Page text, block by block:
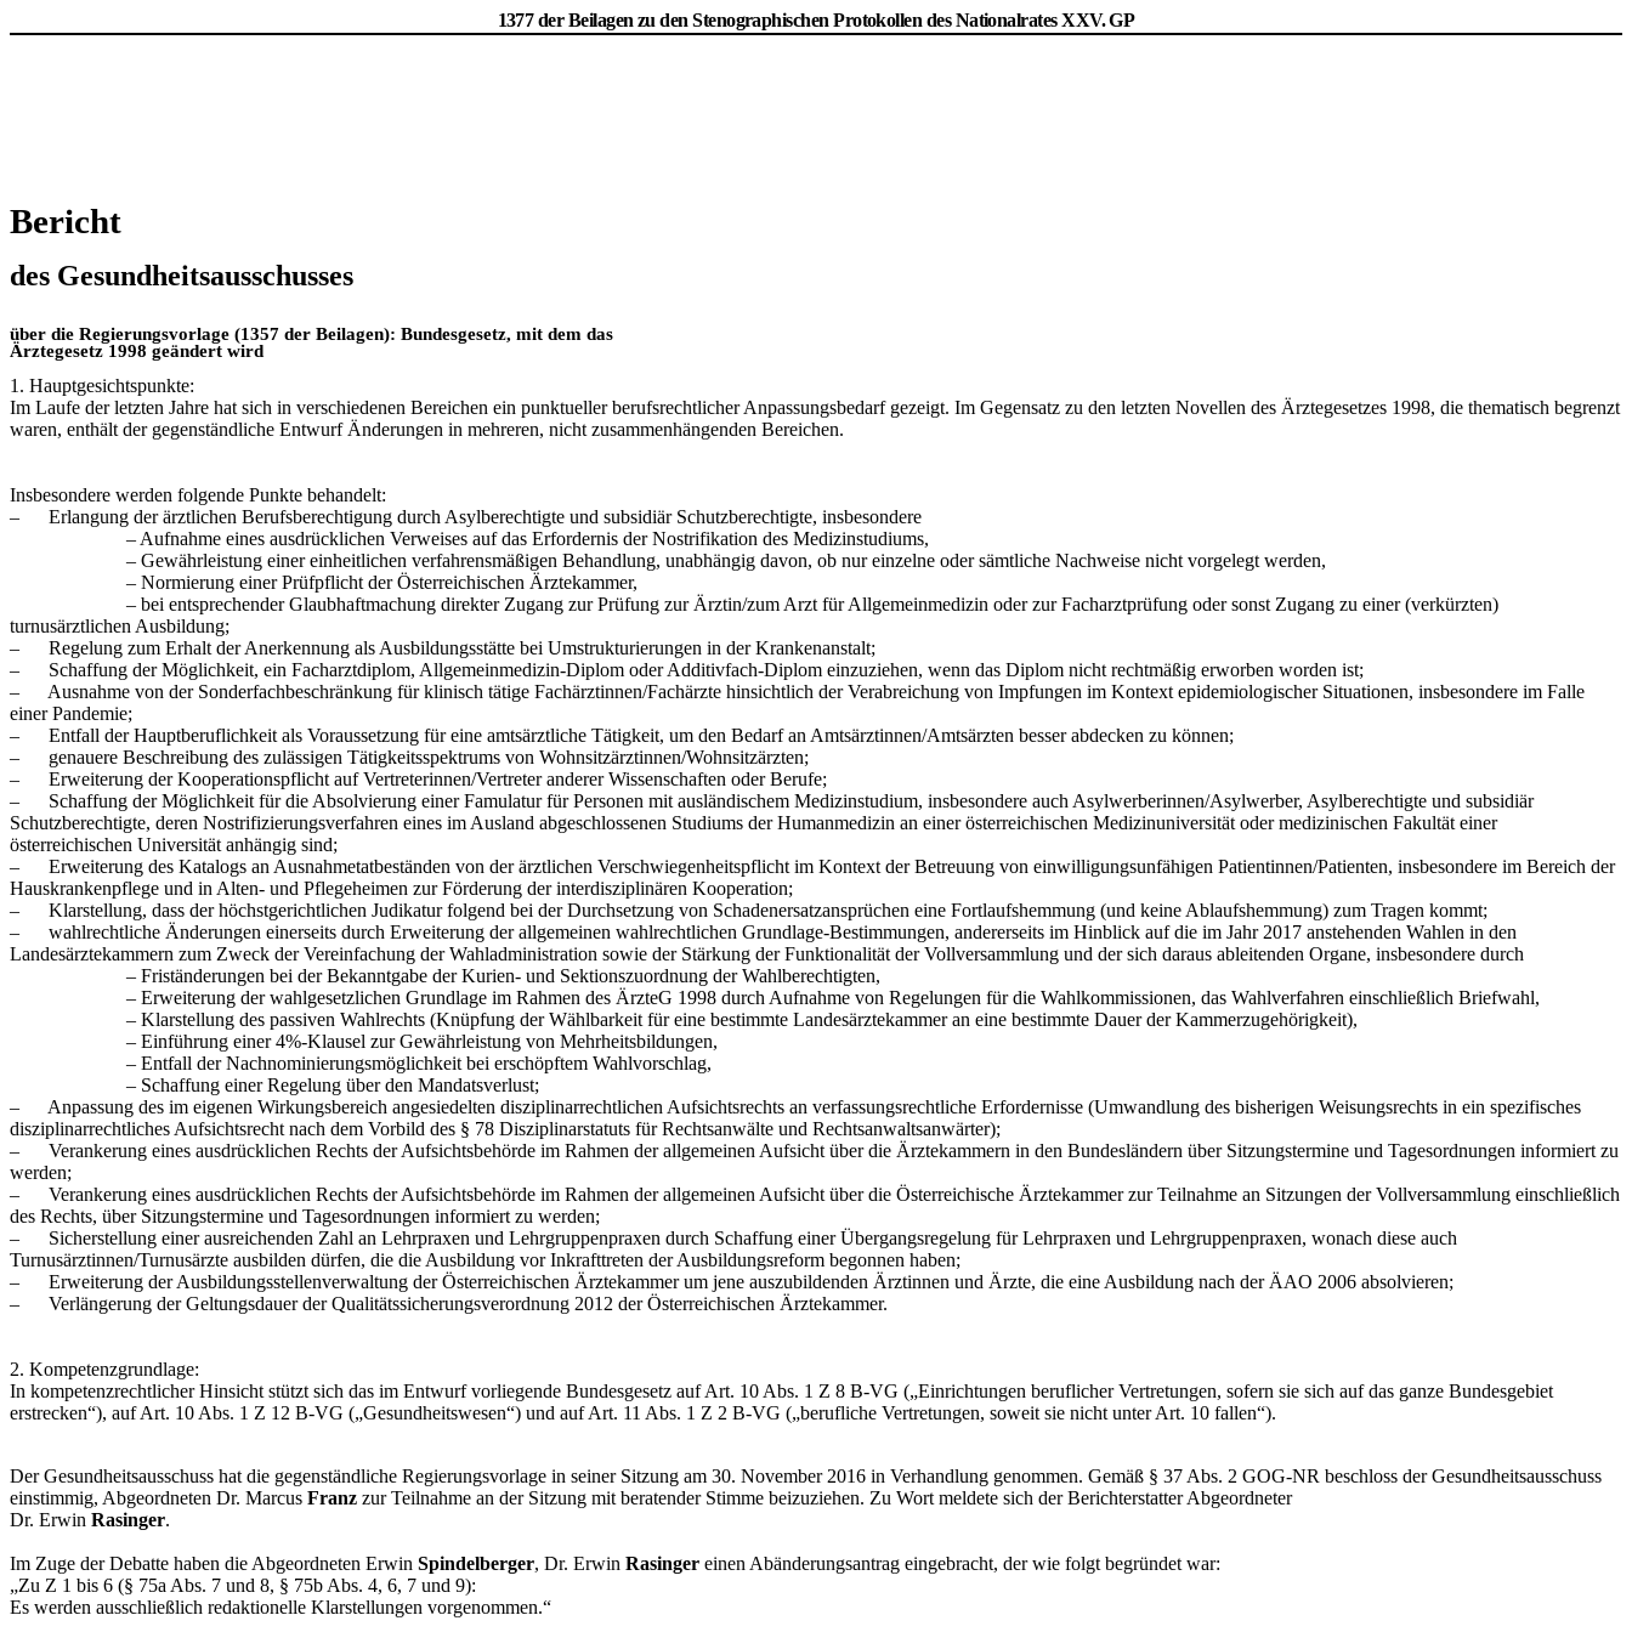
1377 der Beilagen zu den Stenographischen Protokollen des Nationalrates XXV. GP
Bericht
des Gesundheitsausschusses
über die Regierungsvorlage (1357 der Beilagen): Bundesgesetz, mit dem das
Ärztegesetz 1998 geändert wird
1. Hauptgesichtspunkte:
Im Laufe der letzten Jahre hat sich in verschiedenen Bereichen ein punktueller berufsrechtlicher Anpassungsbedarf gezeigt. Im Gegensatz zu den letzten Novellen des Ärztegesetzes 1998, die thematisch begrenzt
waren, enthält der gegenständliche Entwurf Änderungen in mehreren, nicht zusammenhängenden Bereichen.
Insbesondere werden folgende Punkte behandelt:
– Erlangung der ärztlichen Berufsberechtigung durch Asylberechtigte und subsidiär Schutzberechtigte, insbesondere
– Aufnahme eines ausdrücklichen Verweises auf das Erfordernis der Nostrifikation des Medizinstudiums,
– Gewährleistung einer einheitlichen verfahrensmäßigen Behandlung, unabhängig davon, ob nur einzelne oder sämtliche Nachweise nicht vorgelegt werden,
– Normierung einer Prüfpflicht der Österreichischen Ärztekammer,
– bei entsprechender Glaubhaftmachung direkter Zugang zur Prüfung zur Ärztin/zum Arzt für Allgemeinmedizin oder zur Facharztprüfung oder sonst Zugang zu einer (verkürzten)
turnusärztlichen Ausbildung;
– Regelung zum Erhalt der Anerkennung als Ausbildungsstätte bei Umstrukturierungen in der Krankenanstalt;
– Schaffung der Möglichkeit, ein Facharztdiplom, Allgemeinmedizin-Diplom oder Additivfach-Diplom einzuziehen, wenn das Diplom nicht rechtmäßig erworben worden ist;
– Ausnahme von der Sonderfachbeschränkung für klinisch tätige Fachärztinnen/Fachärzte hinsichtlich der Verabreichung von Impfungen im Kontext epidemiologischer Situationen, insbesondere im Falle
einer Pandemie;
– Entfall der Hauptberuflichkeit als Voraussetzung für eine amtsärztliche Tätigkeit, um den Bedarf an Amtsärztinnen/Amtsärzten besser abdecken zu können;
– genauere Beschreibung des zulässigen Tätigkeitsspektrums von Wohnsitzärztinnen/Wohnsitzärzten;
– Erweiterung der Kooperationspflicht auf Vertreterinnen/Vertreter anderer Wissenschaften oder Berufe;
– Schaffung der Möglichkeit für die Absolvierung einer Famulatur für Personen mit ausländischem Medizinstudium, insbesondere auch Asylwerberinnen/Asylwerber, Asylberechtigte und subsidiär
Schutzberechtigte, deren Nostrifizierungsverfahren eines im Ausland abgeschlossenen Studiums der Humanmedizin an einer österreichischen Medizinuniversität oder medizinischen Fakultät einer
österreichischen Universität anhängig sind;
– Erweiterung des Katalogs an Ausnahmetatbeständen von der ärztlichen Verschwiegenheitspflicht im Kontext der Betreuung von einwilligungsunfähigen Patientinnen/Patienten, insbesondere im Bereich der
Hauskrankenpflege und in Alten- und Pflegeheimen zur Förderung der interdisziplinären Kooperation;
– Klarstellung, dass der höchstgerichtlichen Judikatur folgend bei der Durchsetzung von Schadenersatzansprüchen eine Fortlaufshemmung (und keine Ablaufshemmung) zum Tragen kommt;
– wahlrechtliche Änderungen einerseits durch Erweiterung der allgemeinen wahlrechtlichen Grundlage-Bestimmungen, andererseits im Hinblick auf die im Jahr 2017 anstehenden Wahlen in den
Landesärztekammern zum Zweck der Vereinfachung der Wahladministration sowie der Stärkung der Funktionalität der Vollversammlung und der sich daraus ableitenden Organe, insbesondere durch
– Friständerungen bei der Bekanntgabe der Kurien- und Sektionszuordnung der Wahlberechtigten,
– Erweiterung der wahlgesetzlichen Grundlage im Rahmen des ÄrzteG 1998 durch Aufnahme von Regelungen für die Wahlkommissionen, das Wahlverfahren einschließlich Briefwahl,
– Klarstellung des passiven Wahlrechts (Knüpfung der Wählbarkeit für eine bestimmte Landesärztekammer an eine bestimmte Dauer der Kammerzugehörigkeit),
– Einführung einer 4%-Klausel zur Gewährleistung von Mehrheitsbildungen,
– Entfall der Nachnominierungsmöglichkeit bei erschöpftem Wahlvorschlag,
– Schaffung einer Regelung über den Mandatsverlust;
– Anpassung des im eigenen Wirkungsbereich angesiedelten disziplinarrechtlichen Aufsichtsrechts an verfassungsrechtliche Erfordernisse (Umwandlung des bisherigen Weisungsrechts in ein spezifisches
disziplinarrechtliches Aufsichtsrecht nach dem Vorbild des § 78 Disziplinarstatuts für Rechtsanwälte und Rechtsanwaltsanwärter);
– Verankerung eines ausdrücklichen Rechts der Aufsichtsbehörde im Rahmen der allgemeinen Aufsicht über die Ärztekammern in den Bundesländern über Sitzungstermine und Tagesordnungen informiert zu
werden;
– Verankerung eines ausdrücklichen Rechts der Aufsichtsbehörde im Rahmen der allgemeinen Aufsicht über die Österreichische Ärztekammer zur Teilnahme an Sitzungen der Vollversammlung einschließlich
des Rechts, über Sitzungstermine und Tagesordnungen informiert zu werden;
– Sicherstellung einer ausreichenden Zahl an Lehrpraxen und Lehrgruppenpraxen durch Schaffung einer Übergangsregelung für Lehrpraxen und Lehrgruppenpraxen, wonach diese auch
Turnusärztinnen/Turnusärzte ausbilden dürfen, die die Ausbildung vor Inkrafttreten der Ausbildungsreform begonnen haben;
– Erweiterung der Ausbildungsstellenverwaltung der Österreichischen Ärztekammer um jene auszubildenden Ärztinnen und Ärzte, die eine Ausbildung nach der ÄAO 2006 absolvieren;
– Verlängerung der Geltungsdauer der Qualitätssicherungsverordnung 2012 der Österreichischen Ärztekammer.
2. Kompetenzgrundlage:
In kompetenzrechtlicher Hinsicht stützt sich das im Entwurf vorliegende Bundesgesetz auf Art. 10 Abs. 1 Z 8 B-VG („Einrichtungen beruflicher Vertretungen, sofern sie sich auf das ganze Bundesgebiet
erstrecken“), auf Art. 10 Abs. 1 Z 12 B-VG („Gesundheitswesen“) und auf Art. 11 Abs. 1 Z 2 B-VG („berufliche Vertretungen, soweit sie nicht unter Art. 10 fallen“).
Der Gesundheitsausschuss hat die gegenständliche Regierungsvorlage in seiner Sitzung am 30. November 2016 in Verhandlung genommen. Gemäß § 37 Abs. 2 GOG-NR beschloss der Gesundheitsausschuss
einstimmig, Abgeordneten Dr. Marcus Franz zur Teilnahme an der Sitzung mit beratender Stimme beizuziehen. Zu Wort meldete sich der Berichterstatter Abgeordneter
Dr. Erwin Rasinger.
Im Zuge der Debatte haben die Abgeordneten Erwin Spindelberger, Dr. Erwin Rasinger einen Abänderungsantrag eingebracht, der wie folgt begründet war:
„Zu Z 1 bis 6 (§ 75a Abs. 7 und 8, § 75b Abs. 4, 6, 7 und 9):
Es werden ausschließlich redaktionelle Klarstellungen vorgenommen.“